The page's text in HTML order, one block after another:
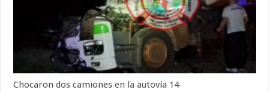
Chocaron dos camiones en la autovía 14